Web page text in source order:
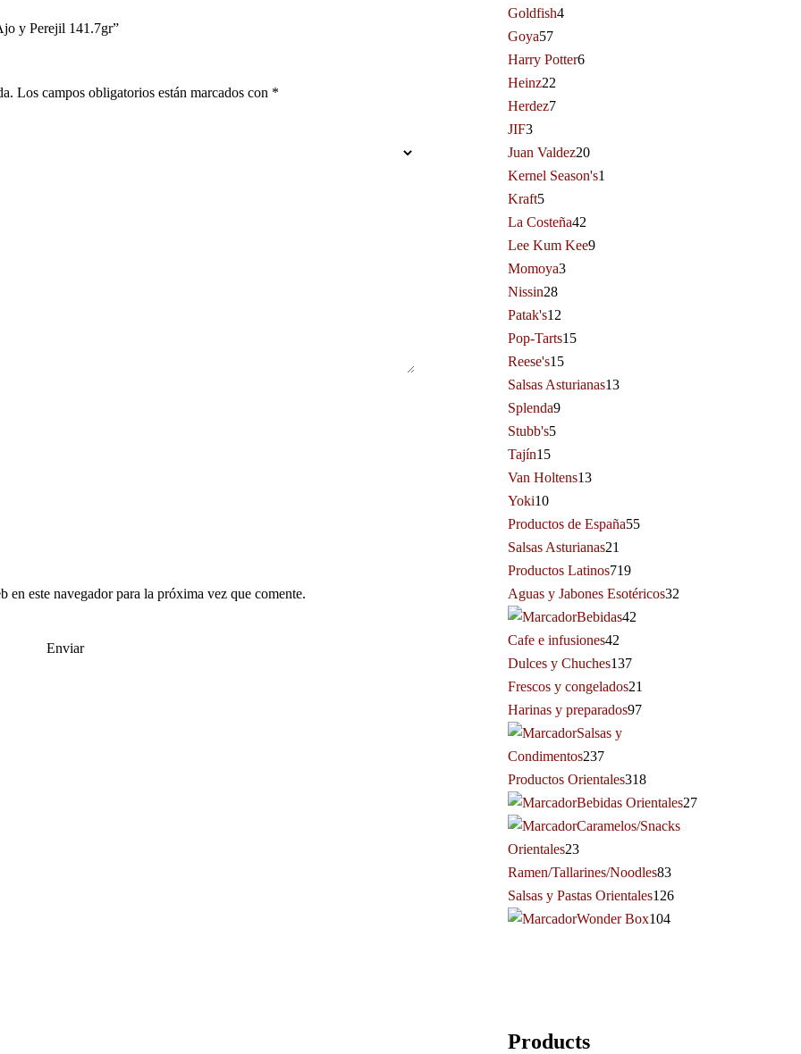
y Perejil 141.7gr”
Los campos obligatorios están marcados con *
este navegador para la próxima vez que comente.
Goldfish4
Goya57
Harry Potter6
Heinz22
Herdez7
JIF3
Juan Valdez20
Kernel Season's1
Kraft5
La Costeña42
Lee Kum Kee9
Momoya3
Nissin28
Patak's12
Pop-Tarts15
Reese's15
Salsas Asturianas13
Splenda9
Stubb's5
Tajín15
Van Holtens13
Yoki10
Productos de España55
Salsas Asturianas21
Productos Latinos719
Aguas y Jabones Esotéricos32
Bebidas42
Cafe e infusiones42
Dulces y Chuches137
Frescos y congelados21
Harinas y preparados97
Salsas y
Condimentos237
Productos Orientales318
Bebidas Orientales27
Caramelos/Snacks
Orientales23
Ramen/Tallarines/Noodles83
Salsas y Pastas Orientales126
Wonder Box104
Products